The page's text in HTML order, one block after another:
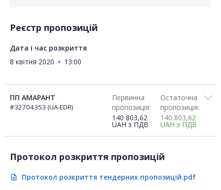
Реєстр пропозицій
Дата і час розкриття
8 квітня 2020
13:00
ПП АМАРАНТ
#32704353 (UA-EDR)
Первинна
пропозиція:
140 803,62
UAH з ПДВ
Остаточна
пропозиція:
140 803,62
UAH з ПДВ
Протокол розкриття пропозицій
description Протокол розкриття тендерних пропозицій.pdf